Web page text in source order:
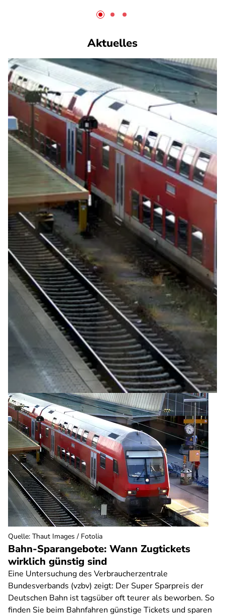
Aktuelles
Bahn-Sparangebote: Wann Zugtickets
wirklich günstig sind
Eine Untersuchung des Verbraucherzentrale
Bundesverbands (vzbv) zeigt: Der Super Sparpreis der
Deutschen Bahn ist tagsüber oft teurer als beworben. So
finden Sie beim Bahnfahren günstige Tickets und sparen
Quelle: Thaut Images / Fotolia